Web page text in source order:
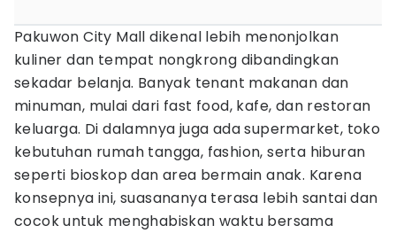
Pakuwon City Mall dikenal lebih menonjolkan
kuliner dan tempat nongkrong dibandingkan
sekadar belanja. Banyak tenant makanan dan
minuman, mulai dari fast food, kafe, dan restoran
keluarga. Di dalamnya juga ada supermarket, toko
kebutuhan rumah tangga, fashion, serta hiburan
seperti bioskop dan area bermain anak. Karena
konsepnya ini, suasananya terasa lebih santai dan
cocok untuk menghabiskan waktu bersama